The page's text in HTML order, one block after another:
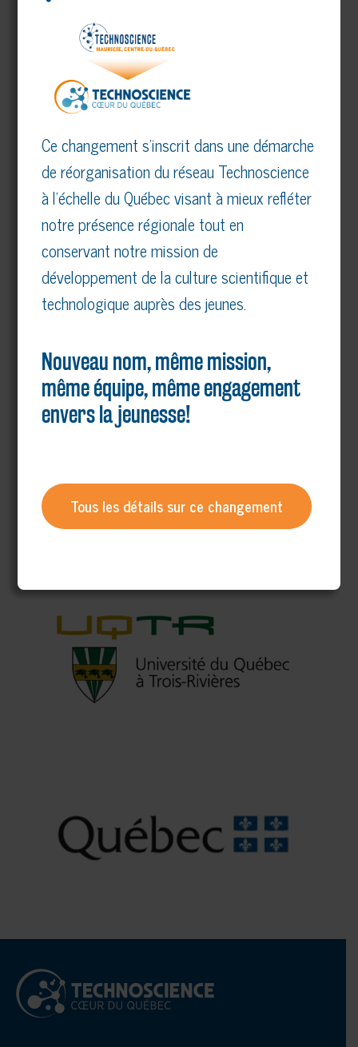
Communiquez directement avec notre équipe :
Téléphone :819 376-5077
Courriel :info@technoscience-cdq.ca
PARTENAIRES MAJEURS
Voir tous nos partenaires
Ce changement s’inscrit dans une démarche
de réorganisation du réseau Technoscience
à l’échelle du Québec visant à mieux refléter
notre présence régionale tout en
conservant notre mission de
développement de la culture scientifique et
technologique auprès des jeunes.
Nouveau nom, même mission,
même équipe, même engagement
envers la jeunesse!
Tous les détails sur ce changement